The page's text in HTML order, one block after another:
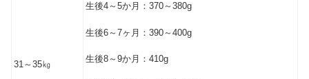
31～35㎏
生後4～5か月：370～380g
生後6～7ヶ月：390～400g
生後8～9か月：410g